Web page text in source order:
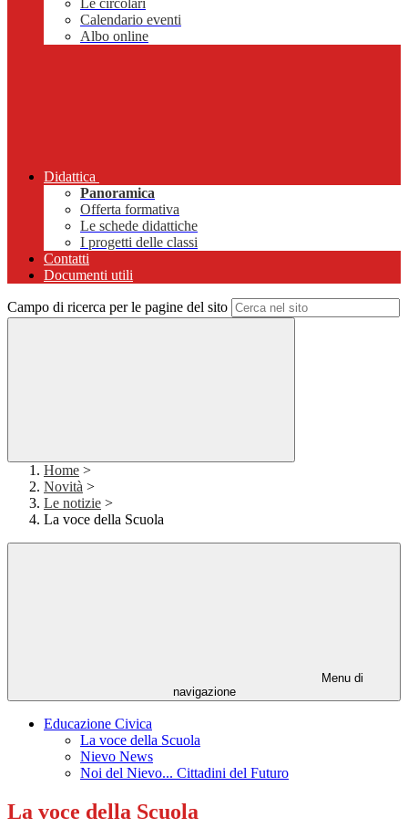
Le circolari
Calendario eventi
Albo online
Didattica
Panoramica
Offerta formativa
Le schede didattiche
I progetti delle classi
Contatti
Documenti utili
Campo di ricerca per le pagine del sito
Home >
Novità >
Le notizie >
La voce della Scuola
Menu di
navigazione
Educazione Civica
La voce della Scuola
Nievo News
Noi del Nievo... Cittadini del Futuro
La voce della Scuola